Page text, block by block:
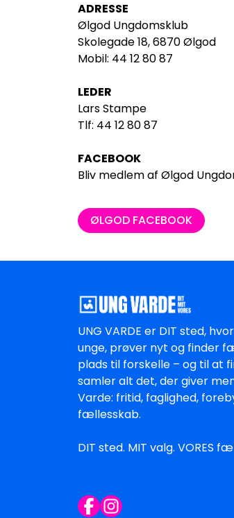
ADRESSE
Ølgod Ungdomsklub
Skolegade 18, 6870 Ølgod
Mobil: 44 12 80 87
LEDER
Lars Stampe
Tlf: 44 12 80 87
FACEBOOK
Bliv medlem af Ølgod
ØLGOD FACEBOOK
UNG VARDE er DIT sted,
unge, prøver nyt og finder
plads til forskelle – og til at
samler alt det, der giver
Varde: fritid, faglighed,
fællesskab.
DIT sted. MIT valg. VORES